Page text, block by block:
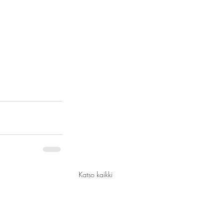
Katso kaikki